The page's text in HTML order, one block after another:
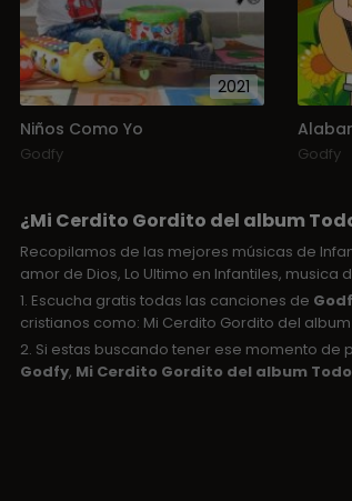
2021
Niños Como Yo
Godfy Godfy
¿Mi Cerdito Gordito del album
Recopilamos de las mejores músicas de
amor de Dios, Lo Ultimo en Infantiles,
1. Escucha gratis todas las canciones de
cristianos como: Mi Cerdito Gordito del
2. Si estas buscando tener ese momento
Godfy, Mi Cerdito Gordito del album Todo